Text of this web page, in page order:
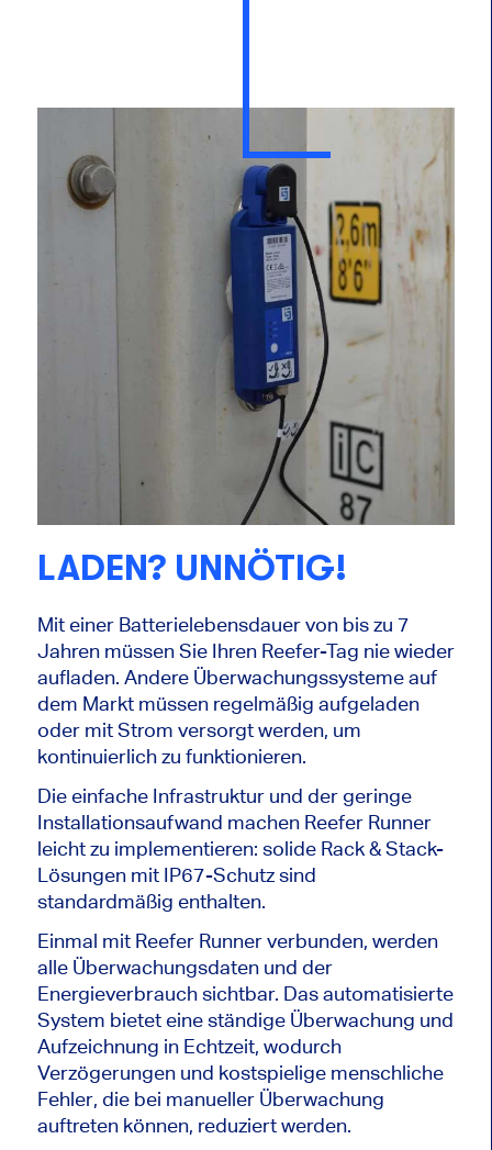
LADEN? UNNÖTIG!
Mit einer Batterielebensdauer von bis zu 7
Jahren müssen Sie Ihren Reefer-Tag nie wieder
aufladen. Andere Überwachungssysteme auf
dem Markt müssen regelmäßig aufgeladen
oder mit Strom versorgt werden, um
kontinuierlich zu funktionieren.
Die einfache Infrastruktur und der geringe
Installationsaufwand machen Reefer Runner
leicht zu implementieren: solide Rack & Stack-
Lösungen mit IP67-Schutz sind
standardmäßig enthalten.
Einmal mit Reefer Runner verbunden, werden
alle Überwachungsdaten und der
Energieverbrauch sichtbar. Das automatisierte
System bietet eine ständige Überwachung und
Aufzeichnung in Echtzeit, wodurch
Verzögerungen und kostspielige menschliche
Fehler, die bei manueller Überwachung
auftreten können, reduziert werden.